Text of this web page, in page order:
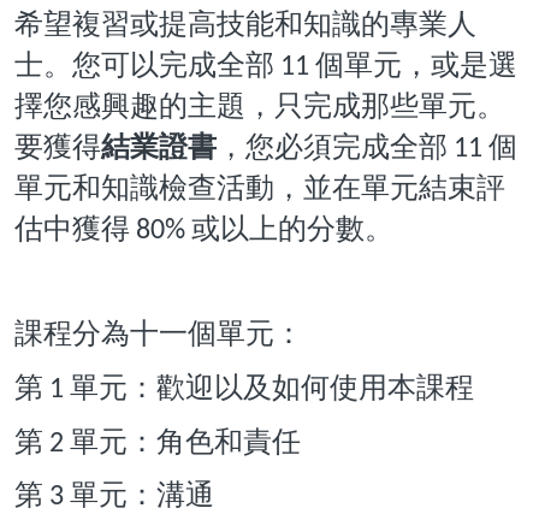
希望複習或提高技能和知識的專業人
士。您可以完成全部 11 個單元，或是選
擇您感興趣的主題，只完成那些單元。
要獲得結業證書 ，您必須完成全部 11 個
單元和知識檢查活動，並在單元結束評
估中獲得 80% 或以上的分數。
課程分為十一個單元：
第 1 單元：歡迎以及如何使用本課程
第 2 單元：角色和責任
第 3 單元：溝通